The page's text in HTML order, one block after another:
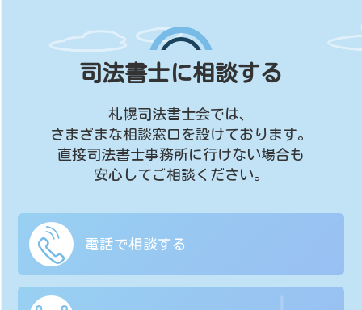
司法書士に相談する
札幌司法書士会では、
さまざまな相談窓口を設けております。
直接司法書士事務所に行けない場合も
安心してご相談ください。
電話で相談する